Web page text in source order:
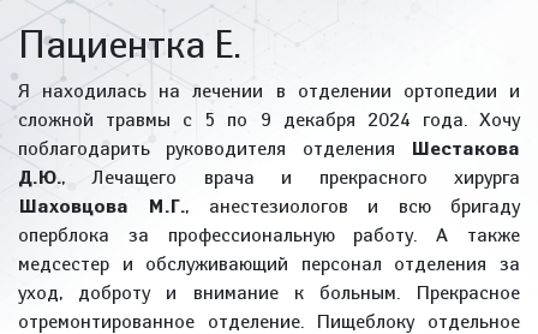
Пациентка Е.
Я находилась на лечении в отделении ортопедии и
сложной травмы с 5 по 9 декабря 2024 года. Хочу
поблагодарить руководителя отделения Шестакова
Д.Ю., Лечащего врача и прекрасного хирурга
Шаховцова М.Г., анестезиологов и всю бригаду
оперблока за профессиональную работу. А также
медсестер и обслуживающий персонал отделения за
уход, доброту и внимание к больным. Прекрасное
отремонтированное отделение. Пищеблоку отдельное